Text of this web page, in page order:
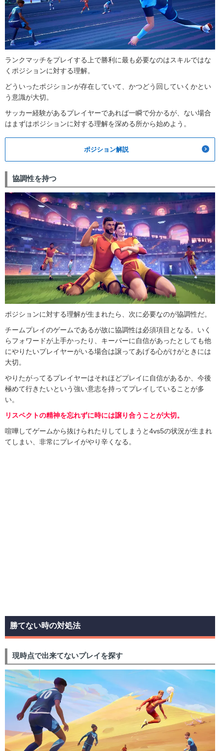
ランクマッチをプレイする上で勝利に最も必要なのはスキルではな
くポジションに対する理解。
どういったポジションが存在していて、かつどう回していくかとい
う意識が大切。
サッカー経験があるプレイヤーであれば一瞬で分かるが、ない場合
はまずはポジションに対する理解を深める所から始めよう。
ポジション解説
協調性を持つ
ポジションに対する理解が生まれたら、次に必要なのが協調性だ。
チームプレイのゲームであるが故に協調性は必須項目となる。いく
らフォワードが上手かったり、キーパーに自信があったとしても他
にやりたいプレイヤーがいる場合は譲ってあげる心がけがときには
大切。
やりたがってるプレイヤーはそれほどプレイに自信があるか、今後
極めて行きたいという強い意志を持ってプレイしていることが多
い。
リスペクトの精神を忘れずに時には譲り合うことが大切。
喧嘩してゲームから抜けられたりしてしまうと4vs5の状況が生まれ
てしまい、非常にプレイがやり辛くなる。
勝てない時の対処法
現時点で出来てないプレイを探す